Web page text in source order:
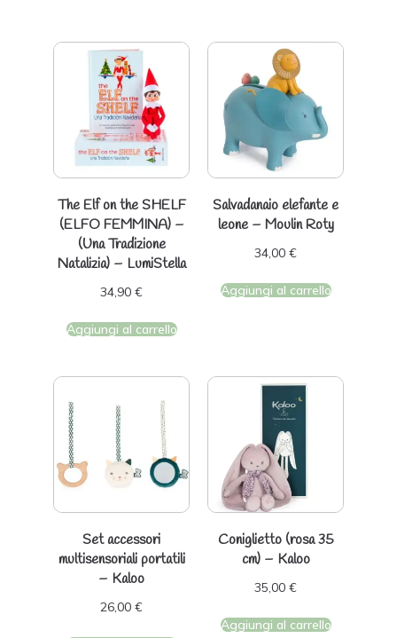
The Elf on the SHELF
(ELFO FEMMINA) –
(Una Tradizione
Natalizia) – LumiStella
34,90 €
Aggiungi al carrello
Salvadanaio elefante e
leone – Moulin Roty
34,00 €
Aggiungi al carrello
Set accessori
multisensoriali portatili
– Kaloo
26,00 €
Coniglietto (rosa 35
cm) – Kaloo
35,00 €
Aggiungi al carrello